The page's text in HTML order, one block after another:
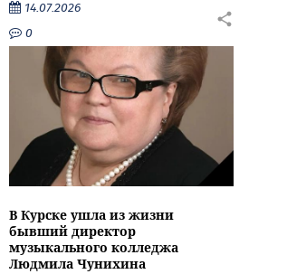
14.07.2026
0
В Курске ушла из жизни
бывший директор
музыкального колледжа
Людмила Чунихина